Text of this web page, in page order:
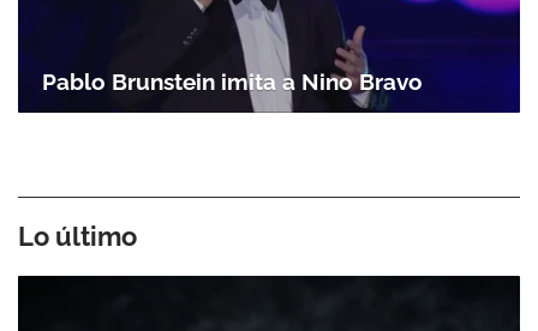
Pablo Brunstein imita a Nino Bravo
Lo último